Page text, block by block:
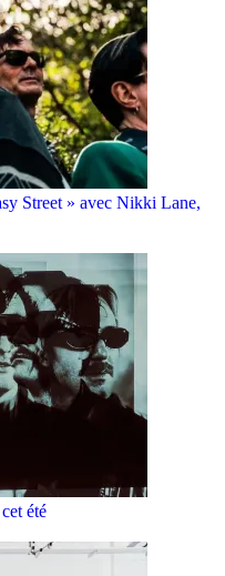
Street » avec Nikki Lane,
été